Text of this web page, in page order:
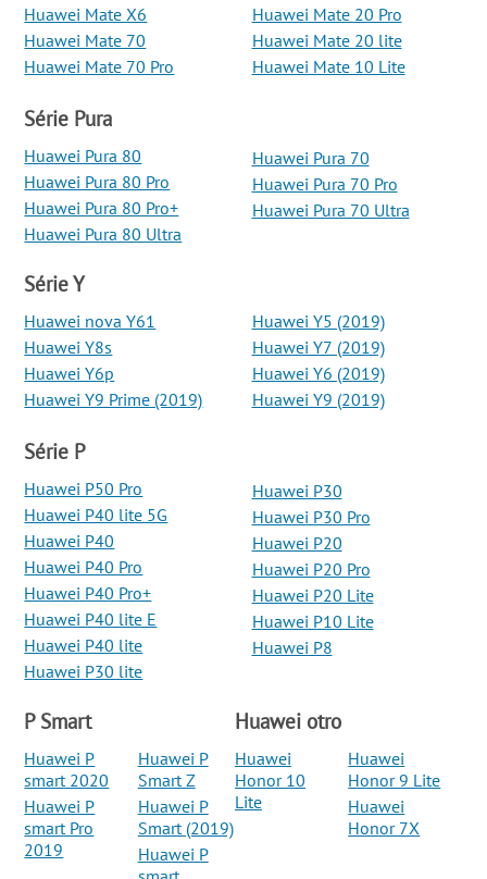
Huawei Mate X6
Huawei Mate 70
Huawei Mate 70 Pro
Huawei Mate 20 Pro
Huawei Mate 20 lite
Huawei Mate 10 Lite
Série Pura
Huawei Pura 80
Huawei Pura 80 Pro
Huawei Pura 80 Pro+
Huawei Pura 80 Ultra
Huawei Pura 70
Huawei Pura 70 Pro
Huawei Pura 70 Ultra
Série Y
Huawei nova Y61
Huawei Y8s
Huawei Y6p
Huawei Y9 Prime (2019)
Huawei Y5 (2019)
Huawei Y7 (2019)
Huawei Y6 (2019)
Huawei Y9 (2019)
Série P
Huawei P50 Pro
Huawei P40 lite 5G
Huawei P40
Huawei P40 Pro
Huawei P40 Pro+
Huawei P40 lite E
Huawei P40 lite
Huawei P30 lite
Huawei P30
Huawei P30 Pro
Huawei P20
Huawei P20 Pro
Huawei P20 Lite
Huawei P10 Lite
Huawei P8
P Smart
Huawei P
smart 2020
Huawei P
smart Pro
2019
Huawei P
Smart Z
Huawei P
Smart (2019)
Huawei P
Huawei otro
Huawei
Honor 10
Lite
Huawei
Honor 9 Lite
Huawei
Honor 7X